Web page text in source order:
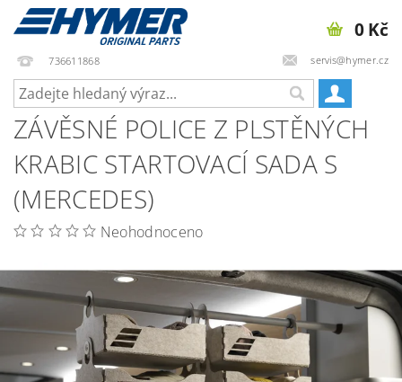
736611868 servis@hymer.cz
0 Kč
ZÁVĚSNÉ POLICE Z PLSTĚNÝCH
KRABIC STARTOVACÍ SADA S
(MERCEDES)
Neohodnoceno